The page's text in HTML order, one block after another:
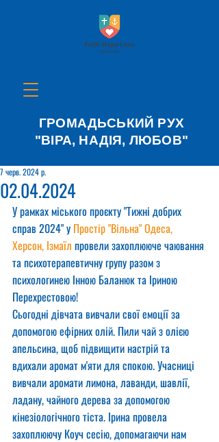
ГРОМАДЬСЬКИЙ РУХ
"ВІРА, НАДІЯ, ЛЮБОВ"
02.04.2024
7 черв. 2024 р.
У рамках міського проєкту "Тижні добрих
справ 2024" у Простір "Вільна" Одеса,
Херсон, Ізмаїл провели захоплююче чаювання
та психотерапевтичну групу разом з
психологинею Інною Баланюк та Іриною
Перехрестовою!
Сьогодні дівчата вивчали свої емоції за
допомогою ефірних олій. Пили чай з олією
апельсина, щоб підвищити настрій та
вдихали аромат м'яти для спокою. Учасниці
вивчали аромати лимона, лаванди, шавлії,
ладану, чайного дерева за допомогою
кінезіологічного тіста. Ірина провела
захоплюючу Коуч сесію, допомагаючи нам